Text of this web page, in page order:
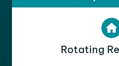
Rotating